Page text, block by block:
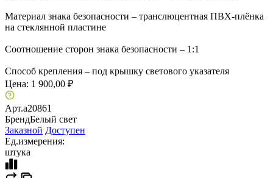
Материал знака безопасности – транслюцентная ПВХ-плёнка
на стеклянной пластине
Соотношение сторон знака безопасности – 1:1
Способ крепления – под крышку светового указателя
Цена: 1 900,00 ₽
Арт.a20861
БрендБелый свет
Заказной Доступен
Ед.измерения:
штука